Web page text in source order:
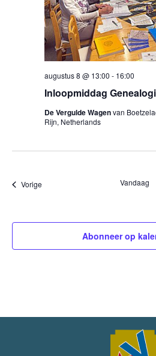
Inloopmiddag
augustus 8 @ 13:00 - 16:00
De Vergulde Wagenvan
Rijn, Netherlands
VorigeEvenementen Vandaag
Abonneer op